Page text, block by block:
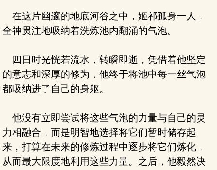
在这片幽邃的地底河谷之中，姬祁孤身一人，
全神贯注地吸纳着洗炼池内翻涌的气泡。
四日时光恍若流水，转瞬即逝，凭借着他坚定
的意志和深厚的修为，他终于将池中每一丝气泡
都吸纳进了自己的身躯。
他没有立即尝试将这些气泡的力量与自己的灵
力相融合，而是明智地选择将它们暂时储存起
来，打算在未来的修炼过程中逐步将它们炼化，
从而最大限度地利用这些力量。之后，他毅然决